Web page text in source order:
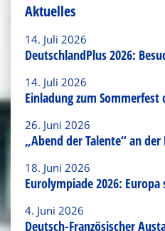
Aktuelles
14. Juli 2026
DeutschlandPlus 2026:
14. Juli 2026
Einladung zum Sommerfest
26. Juni 2026
„Abend der Talente“ an
18. Juni 2026
Eurolympiade 2026:
4. Juni 2026
Deutsch-Französischer